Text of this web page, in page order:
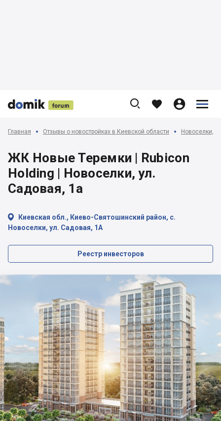


 
    


Главная Отзывы о новостройках в Киевской области Новоселки,
ЖК Новые Теремки | Rubicon
Holding | Новоселки, ул.
Садовая, 1а

Киевская обл., Киево-Святошинский район, с.
Новоселки, ул. Садовая, 1А
Реестр инвесторов